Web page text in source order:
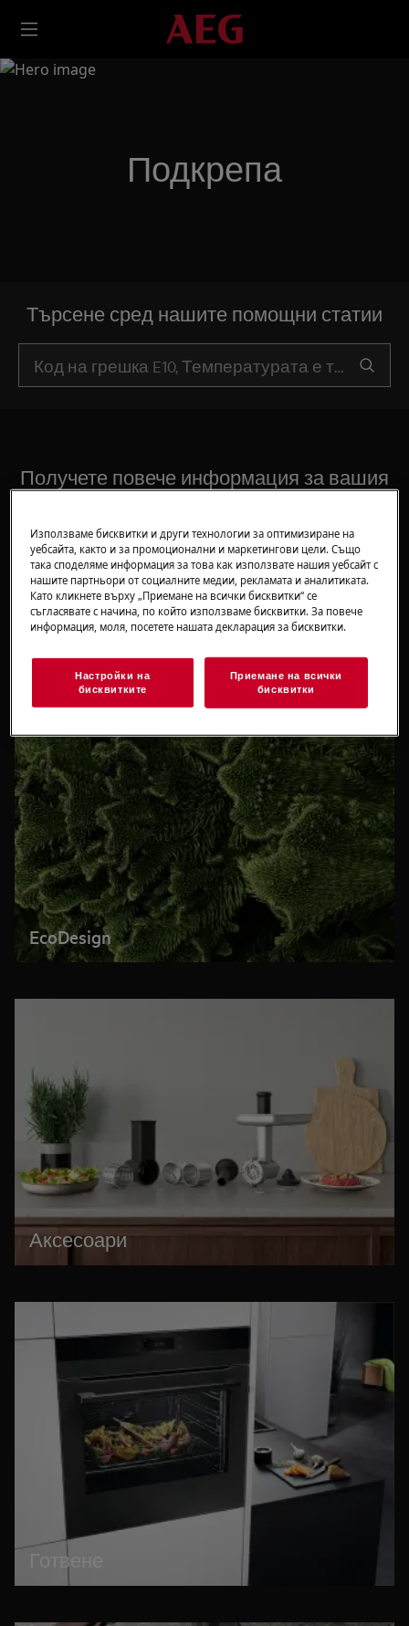
Подкрепа
Търсене сред нашите помощни статии
Получете повече информация за вашия
продукт
Намерете цялата информация тук - всичко от
начални стъпки до съвети за най-добрата грижа за
вашия продукт, отстраняване на проблеми или
ремонт.
EcoDesign
Аксесоари
Готвене
Използваме бисквитки и други технологии за оптимизиране на
уебсайта, както и за промоционални и маркетингови цели. Също
така споделяме информация за това как използвате нашия уебсайт с
нашите партньори от социалните медии, рекламата и аналитиката.
Като кликнете върху „Приемане на всички бисквитки“ се
съгласявате с начина, по който използваме бисквитки. За повече
информация, моля, посетете нашата декларация за бисквитки.
Настройки на
бисквитките
Приемане на всички
бисквитки